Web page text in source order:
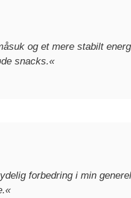
og et mere stabilt
snacks.«
forbedring i min